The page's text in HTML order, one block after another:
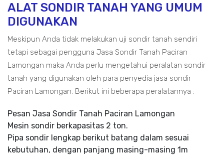
ALAT SONDIR TANAH YANG UMUM
DIGUNAKAN
Meskipun Anda tidak melakukan uji sondir tanah sendiri
tetapi sebagai pengguna Jasa Sondir Tanah Paciran
Lamongan maka Anda perlu mengetahui peralatan sondir
tanah yang digunakan oleh para penyedia jasa sondir
Paciran Lamongan. Berikut ini beberapa peralatannya :
Pesan Jasa Sondir Tanah Paciran Lamongan
Mesin sondir berkapasitas 2 ton.
Pipa sondir lengkap berikut batang dalam sesuai
kebutuhan, dengan panjang masing-masing 1m